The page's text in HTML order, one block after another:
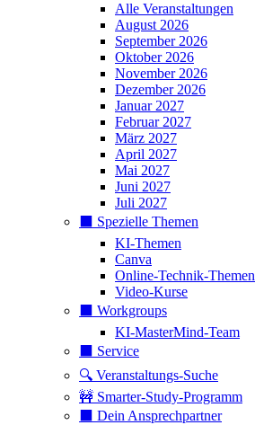
Alle Veranstaltungen
August 2026
September 2026
Oktober 2026
November 2026
Dezember 2026
Januar 2027
Februar 2027
März 2027
April 2027
Mai 2027
Juni 2027
Juli 2027
⬛️ Spezielle Themen
KI-Themen
Canva
Online-Technik-Themen
Video-Kurse
⬛️ Workgroups
KI-MasterMind-Team
⬛️ Service
🔍 Veranstaltungs-Suche
🚧 Smarter-Study-Programm
⬛️ Dein Ansprechpartner